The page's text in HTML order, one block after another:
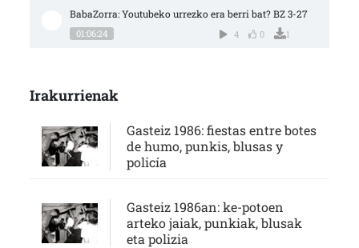
BabaZorra: Youtubeko urrezko era berri bat? BZ 3-27
01:06:24 4 0 1
Irakurrienak
Gasteiz 1986: fiestas entre botes
de humo, punkis, blusas y
policía
Gasteiz 1986an: ke-potoen
arteko jaiak, punkiak, blusak
eta polizia